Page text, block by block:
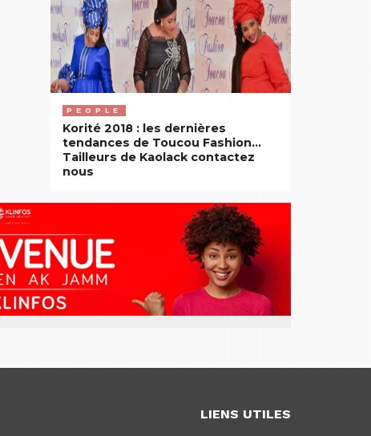
PEOPLE
Korité 2018 : les dernières
tendances de Toucou Fashion…
Tailleurs de Kaolack contactez
nous
LIENS UTILES